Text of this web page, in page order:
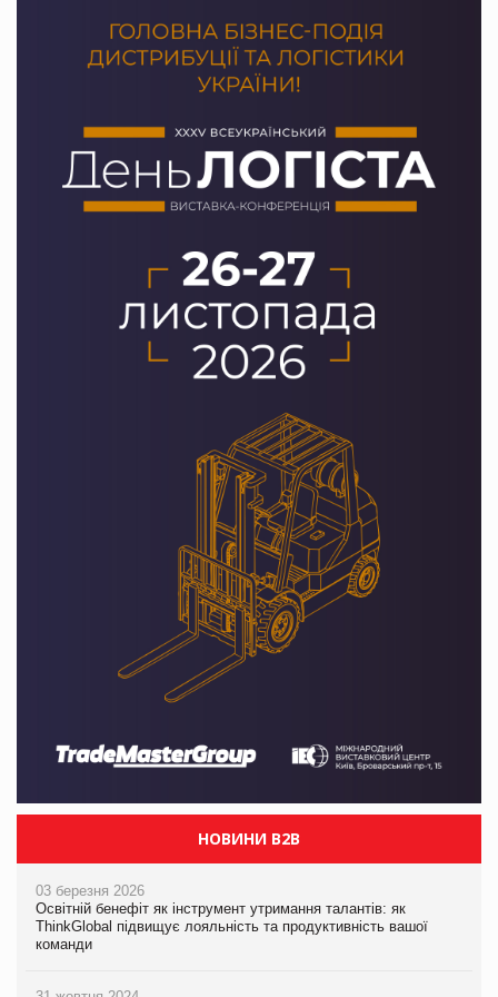
НОВИНИ B2B
03 березня 2026
Освітній бенефіт як інструмент утримання талантів: як
ThinkGlobal підвищує лояльність та продуктивність вашої
команди